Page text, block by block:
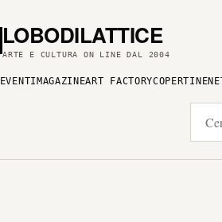
LOBODILATTICE
ARTE E CULTURA ON LINE DAL 2004
EVENTI MAGAZINEART FACTORYCOPERTINE